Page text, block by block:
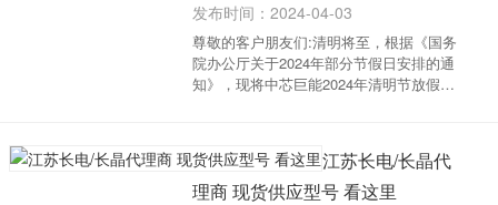
发布时间：2024-04-03
尊敬的客户朋友们:清明将至，根据《国务
院办公厅关于2024年部分节假日安排的通
知》，现将中芯巨能2024年清明节放假具
假期间给各位客户朋友带来的不便敬请谅
解。...
江苏长电/长晶代
理商 现货供应型号 看这里